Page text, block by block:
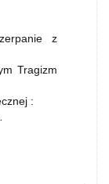
z
Tragizm
: